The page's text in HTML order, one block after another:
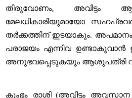
തിരുവോണം, അവിട്ടം
മേലധികാരിയുമായോ
തർക്കത്തിന് ഇടയാകും.
പരാജയം എന്നിവ ഉണ്ടാകുവാൻ
അനുഭവപ്പെടുകയും ആശുപത്രി
കുംഭം രാശി (അവിട്ടം